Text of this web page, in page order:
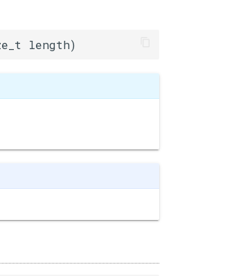
length)